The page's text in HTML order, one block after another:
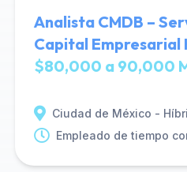
Analista CMDB –
Capital Empresarial
$80,000 a 90,000
Ciudad de México -
Empleado de tiempo